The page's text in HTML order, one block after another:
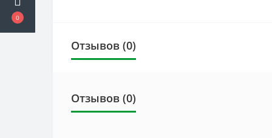
0
Отзывов (0)
Отзывов (0)